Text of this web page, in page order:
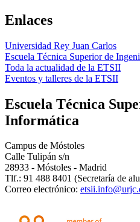
Enlaces
Universidad Rey Juan Carlos
Escuela Técnica Superior de
Toda la actualidad de la ETSII
Eventos y talleres de la ETSII
Escuela Técnica
Informática
Campus de Móstoles
Calle Tulipán s/n
28933 - Móstoles - Madrid
Tlf.: 91 488 8401 (Secretaría de
Correo electrónico: